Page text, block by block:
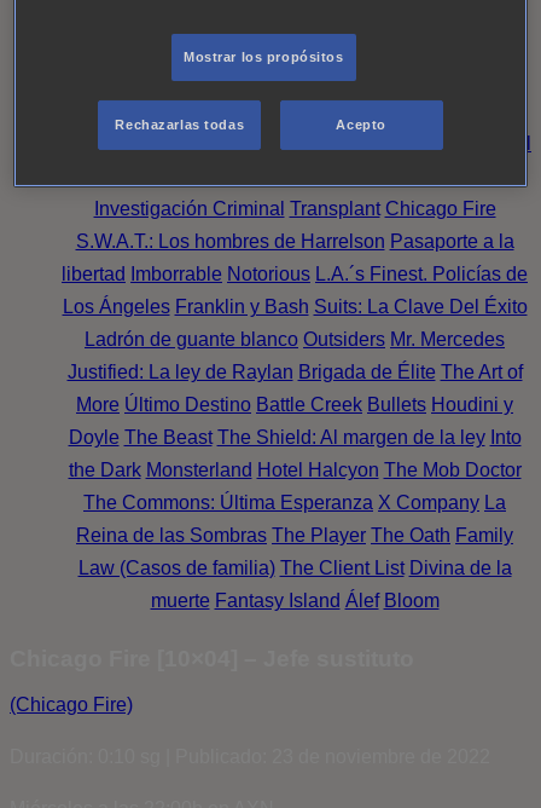
Reckoning: Ajuste de Cuentas
Wild Bill Mentes Criminales
Investigación Criminal Transplant Chicago Fire
S.W.A.T.: Los hombres de Harrelson Pasaporte a la
libertad
Imborrable Notorious L.A.´s Finest. Policías de
Los Ángeles Franklin y Bash Suits: La Clave Del Éxito
Ladrón de guante blanco Outsiders Mr. Mercedes
Justified: La ley de Raylan Brigada de Élite The Art of
More Último Destino Battle Creek Bullets Houdini y
Doyle The Beast The Shield: Al margen de la ley Into
the Dark Monsterland Hotel Halcyon The Mob Doctor
The Commons: Última Esperanza X Company La
Reina de las Sombras The Player The Oath Family
Law (Casos de familia) The Client List Divina de la
muerte Fantasy Island Álef Bloom
(Chicago Fire)
Mostrar los propósitos
Rechazarlas todas Acepto